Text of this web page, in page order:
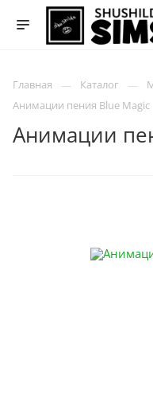
Главная Каталог
Анимации пения Blue Magic
Анимации